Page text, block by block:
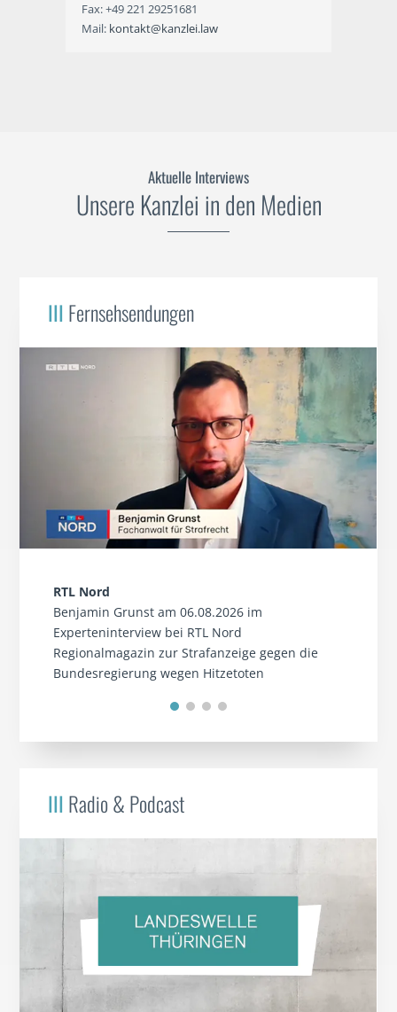
Fax: +49 221 29251681
Mail: kontakt@kanzlei.law
Aktuelle Interviews
Unsere Kanzlei in den Medien
III Fernsehsendungen
RTL Nord
Benjamin Grunst am 06.08.2026 im
Experteninterview bei RTL Nord
Regionalmagazin zur Strafanzeige gegen die
Bundesregierung wegen Hitzetoten
III Radio & Podcast